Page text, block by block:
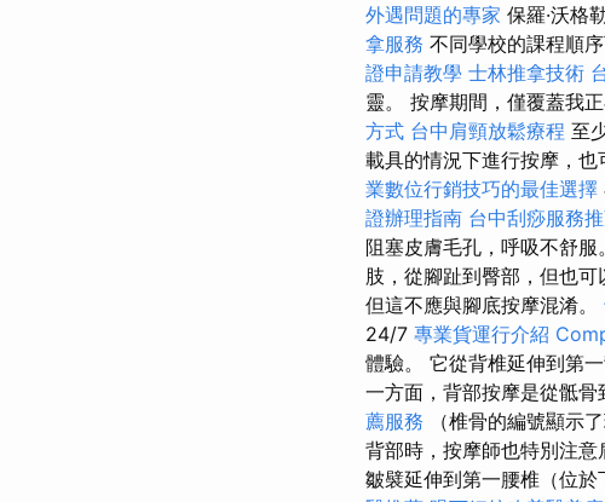
外遇問題的專家 保羅·沃格
拿服務 不同學校的課程順
證申請教學 士林推拿技術
靈。 按摩期間，僅覆蓋我
方式 台中肩頸放鬆療程 至
載具的情況下進行按摩，也
業數位行銷技巧的最佳選擇
證辦理指南 台中刮痧服務
阻塞皮膚毛孔，呼吸不舒服
肢，從腳趾到臀部，但也可
但這不應與腳底按摩混淆。
24/7 專業貨運行介紹
體驗。 它從背椎延伸到第
一方面，背部按摩是從骶骨
薦服務 （椎骨的編號顯示
背部時，按摩師也特別注意
皺襞延伸到第一腰椎（位於